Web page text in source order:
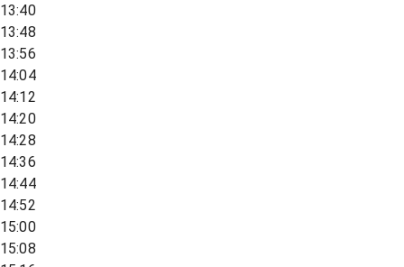
13:40
13:48
13:56
14:04
14:12
14:20
14:28
14:36
14:44
14:52
15:00
15:08